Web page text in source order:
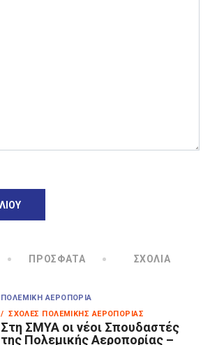
ΠΡΌΣΦΑΤΑ ΣΧΌΛΙΑ
ΠΟΛΕΜΙΚΉ ΑΕΡΟΠΟΡΊΑ
/ ΣΧΟΛΈΣ ΠΟΛΕΜΙΚΉΣ ΑΕΡΟΠΟΡΊΑΣ
Στη ΣΜΥΑ οι νέοι Σπουδαστές
της Πολεμικής Αεροπορίας –